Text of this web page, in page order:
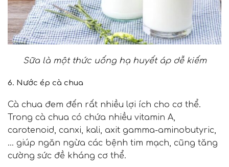
Sữa là một thức uống hạ huyết áp dễ kiếm
6. Nước ép cà chua
Cà chua đem đến rất nhiều lợi ích cho cơ thể.
Trong cà chua có chứa nhiều vitamin A,
carotenoid, canxi, kali, axit gamma-aminobutyric,
… giúp ngăn ngừa các bệnh tim mạch, cũng tăng
cường sức đề kháng cơ thể.